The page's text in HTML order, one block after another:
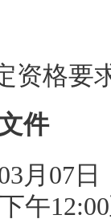
资格要
件
月07
午